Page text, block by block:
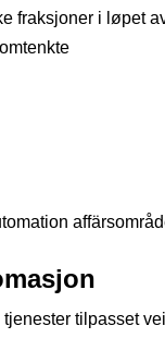
fraksjoner i løpet
tilpasset